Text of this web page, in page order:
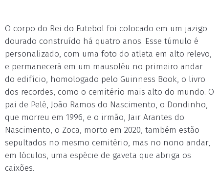
O corpo do Rei do Futebol foi colocado em um jazigo
dourado construído há quatro anos. Esse túmulo é
personalizado, com uma foto do atleta em alto relevo,
e permanecerá em um mausoléu no primeiro andar
do edifício, homologado pelo Guinness Book, o livro
dos recordes, como o cemitério mais alto do mundo. O
pai de Pelé, João Ramos do Nascimento, o Dondinho,
que morreu em 1996, e o irmão, Jair Arantes do
Nascimento, o Zoca, morto em 2020, também estão
sepultados no mesmo cemitério, mas no nono andar,
em lóculos, uma espécie de gaveta que abriga os
caixões.